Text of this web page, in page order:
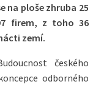
na ploše zhruba 25
firem, z toho 36
zemí.
českého
odborného